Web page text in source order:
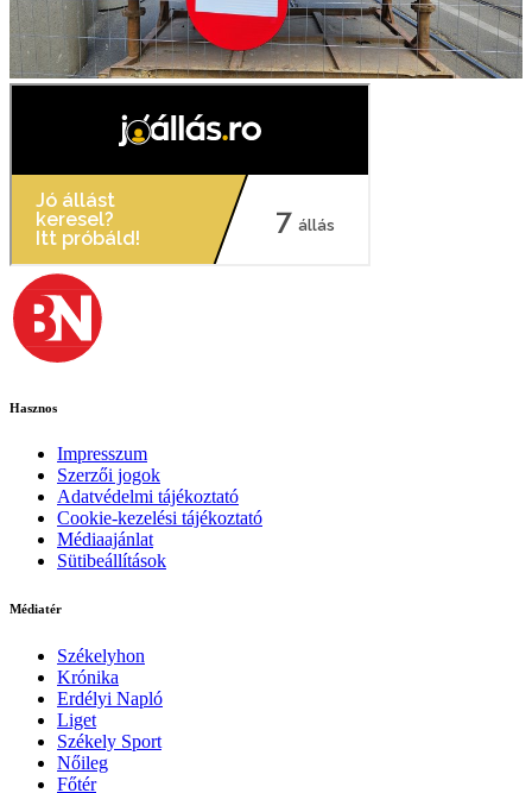
Hasznos
Impresszum
Szerzői jogok
Adatvédelmi tájékoztató
Cookie-kezelési tájékoztató
Médiaajánlat
Sütibeállítások
Médiatér
Székelyhon
Krónika
Erdélyi Napló
Liget
Székely Sport
Nőileg
Főtér